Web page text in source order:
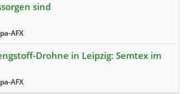
sind
AFX
Drohne in Leipzig: Semtex im
AFX